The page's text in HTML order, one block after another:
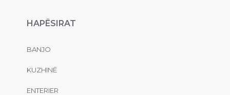
HAPËSIRAT
BANJO
KUZHINË
ENTERIER